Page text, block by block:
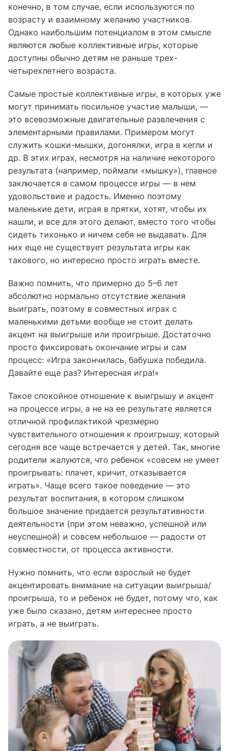
конечно, в том случае, если используются по
возрасту и взаимному желанию участников.
Однако наибольшим потенциалом в этом смысле
являются любые коллективные игры, которые
доступны обычно детям не раньше трех-
четырехлетнего возраста.
Самые простые коллективные игры, в которых уже
могут принимать посильное участие малыши, —
это всевозможные двигательные развлечения с
элементарными правилами. Примером могут
служить кошки-мышки, догонялки, игра в кегли и
др. В этих играх, несмотря на наличие некоторого
результата (например, поймали «мышку»), главное
заключается в самом процессе игры — в нем
удовольствие и радость. Именно поэтому
маленькие дети, играя в прятки, хотят, чтобы их
нашли, и все для этого делают, вместо того чтобы
сидеть тихонько и ничем себя не выдавать. Для
них еще не существует результата игры как
такового, но интересно просто играть вместе.
Важно помнить, что примерно до 5–6 лет
абсолютно нормально отсутствие желания
выиграть, поэтому в совместных играх с
маленькими детьми вообще не стоит делать
акцент на выигрыше или проигрыше. Достаточно
просто фиксировать окончание игры и сам
процесс: «Игра закончилась, бабушка победила.
Давайте еще раз? Интересная игра!»
Такое спокойное отношение к выигрышу и акцент
на процессе игры, а не на ее результате является
отличной профилактикой чрезмерно
чувствительного отношения к проигрышу, который
сегодня все чаще встречается у детей. Так, многие
родители жалуются, что ребенок «совсем не умеет
проигрывать: плачет, кричит, отказывается
играть». Чаще всего такое поведение — это
результат воспитания, в котором слишком
большое значение придается результативности
деятельности (при этом неважно, успешной или
неуспешной) и совсем небольшое — радости от
совместности, от процесса активности.
Нужно помнить, что если взрослый не будет
акцентировать внимание на ситуации выигрыша/
проигрыша, то и ребенок не будет, потому что, как
уже было сказано, детям интереснее просто
играть, а не выиграть.